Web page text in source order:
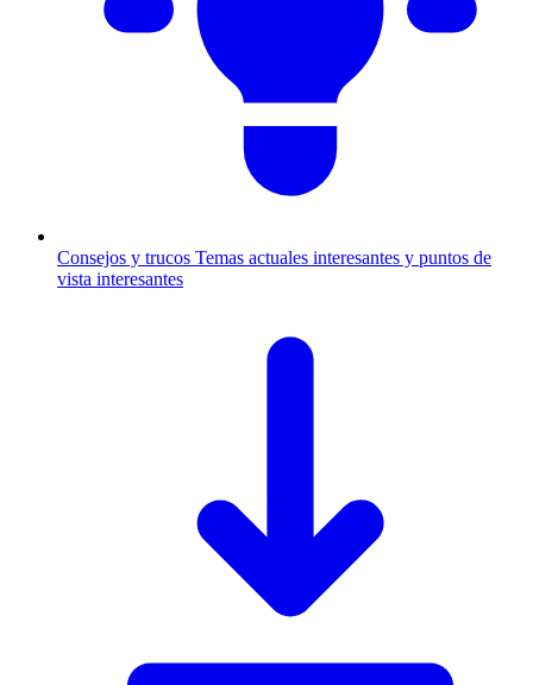
Consejos y trucos Temas actuales interesantes y puntos de
vista interesantes